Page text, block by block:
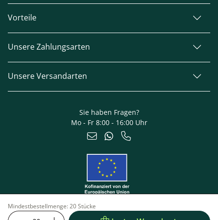
Mindestbestellmenge:20 Stücke
Vorteile
Unsere Zahlungsarten
Unsere Versandarten
Sie haben Fragen?
Mo - Fr 8:00 - 16:00 Uhr